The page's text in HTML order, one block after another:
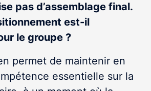
pas d’assemblage final.
est-il
le groupe ?
permet de maintenir en
essentielle sur la